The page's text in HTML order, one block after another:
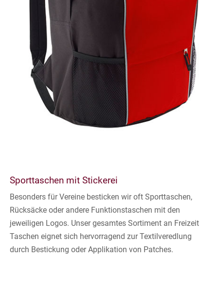
Sporttaschen mit Stickerei
Besonders für Vereine besticken wir oft Sporttaschen,
Rücksäcke oder andere Funktionstaschen mit den
jeweiligen Logos. Unser gesamtes Sortiment an Freizeit
Taschen eignet sich hervorragend zur Textilveredlung
durch Bestickung oder Applikation von Patches.